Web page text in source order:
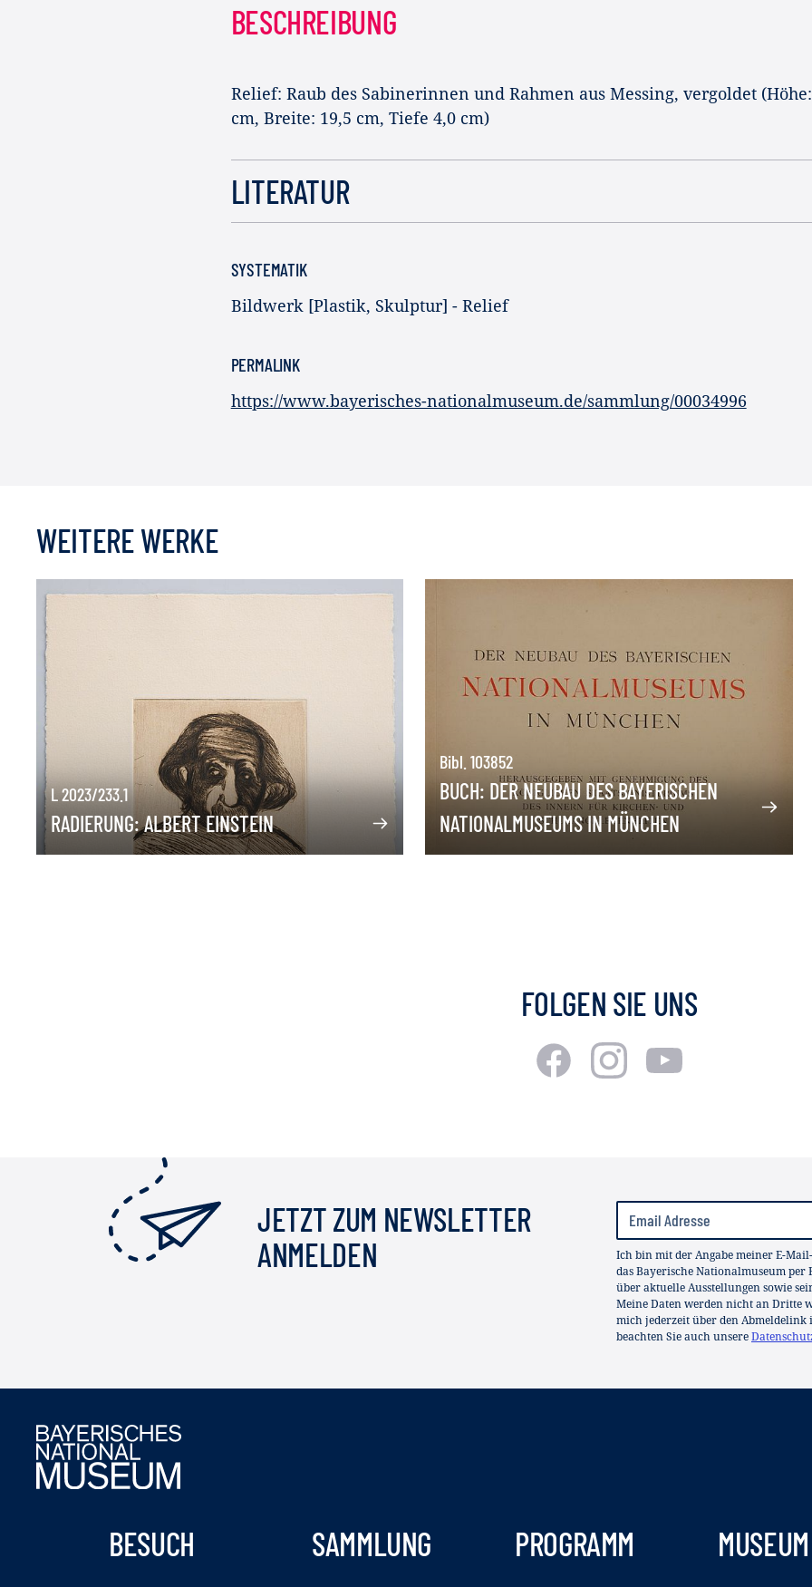
BESCHREIBUNG
Relief: Raub des Sabinerinnen und Rahmen aus Messing, vergoldet
cm, Breite: 19,5 cm, Tiefe 4,0 cm)
LITERATUR
SYSTEMATIK
Bildwerk [Plastik, Skulptur] - Relief
PERMALINK
https://www.bayerisches-nationalmuseum.de/sammlung/00034996
WEITERE WERKE
L 2023/233.1
RADIERUNG: ALBERT EINSTEIN
Bibl. 103852
BUCH: DER NEUBAU DES BAYERISCHEN
NATIONALMUSEUMS IN MÜNCHEN
FOLGEN SIE UNS
JETZT ZUM NEWSLETTER
ANMELDEN
Ich bin mit der Angabe meiner E-
das Bayerische Nationalmuseum
über aktuelle Ausstellungen sowie
Meine Daten werden nicht an Dritte
mich jederzeit über den Abmeldelink
beachten Sie auch unsere
BESUCH SAMMLUNG PROGRAMM MUSEUM